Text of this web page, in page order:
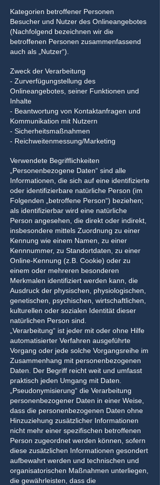
Kategorien betroffener Personen
Besucher und Nutzer des Onlineangebotes
(Nachfolgend bezeichnen wir die
betroffenen Personen zusammenfassend
auch als „Nutzer“).
Zweck der Verarbeitung
- Zurverfügungstellung des
Onlineangebotes, seiner Funktionen und
Inhalte
- Beantwortung von Kontaktanfragen und
Kommunikation mit Nutzern
- Sicherheitsmaßnahmen
- Reichweitenmessung/Marketing
Verwendete Begrifflichkeiten
„Personenbezogene Daten“ sind alle
Informationen, die sich auf eine identifizierte
oder identifizierbare natürliche Person (im
Folgenden „betroffene Person“) beziehen;
als identifizierbar wird eine natürliche
Person angesehen, die direkt oder indirekt,
insbesondere mittels Zuordnung zu einer
Kennung wie einem Namen, zu einer
Kennnummer, zu Standortdaten, zu einer
Online-Kennung (z.B. Cookie) oder zu
einem oder mehreren besonderen
Merkmalen identifiziert werden kann, die
Ausdruck der physischen, physiologischen,
genetischen, psychischen, wirtschaftlichen,
kulturellen oder sozialen Identität dieser
natürlichen Person sind.
„Verarbeitung“ ist jeder mit oder ohne Hilfe
automatisierter Verfahren ausgeführte
Vorgang oder jede solche Vorgangsreihe im
Zusammenhang mit personenbezogenen
Daten. Der Begriff reicht weit und umfasst
praktisch jeden Umgang mit Daten.
„Pseudonymisierung“ die Verarbeitung
personenbezogener Daten in einer Weise,
dass die personenbezogenen Daten ohne
Hinzuziehung zusätzlicher Informationen
nicht mehr einer spezifischen betroffenen
Person zugeordnet werden können, sofern
diese zusätzlichen Informationen gesondert
aufbewahrt werden und technischen und
organisatorischen Maßnahmen unterliegen,
die gewährleisten, dass die